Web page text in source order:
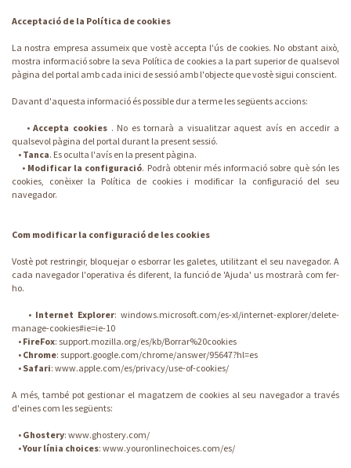
Acceptació de la Política de cookies
La nostra empresa assumeix que vostè accepta l'ús de cookies. No obstant això,
mostra informació sobre la seva Política de cookies a la part superior de qualsevol
pàgina del portal amb cada inici de sessió amb l'objecte que vostè sigui conscient.
Davant d'aquesta informació és possible dur a terme les següents accions:
•Accepta cookies. No es tornarà a visualitzar aquest avís en accedir a
qualsevol pàgina del portal durant la present sessió.
• Tanca. Es oculta l'avís en la present pàgina.
• Modificar la configuració. Podrà obtenir més informació sobre què són les
cookies, conèixer la Política de cookies i modificar la configuració del seu
navegador.
Com modificar la configuració de les cookies
Vostè pot restringir, bloquejar o esborrar les galetes, utilitzant el seu navegador. A
cada navegador l'operativa és diferent, la funció de 'Ajuda' us mostrarà com fer-
ho.
• Internet Explorer:windows.microsoft.com/es-xl/internet-explorer/delete-
manage-cookies#ie=ie-10
• FireFox: support.mozilla.org/es/kb/Borrar%20cookies
• Chrome: support.google.com/chrome/answer/95647?hl=es
• Safari: www.apple.com/es/privacy/use-of-cookies/
A més, també pot gestionar el magatzem de cookies al seu navegador a través
d'eines com les següents:
• Ghostery: www.ghostery.com/
•Your línia choices: www.youronlinechoices.com/es/